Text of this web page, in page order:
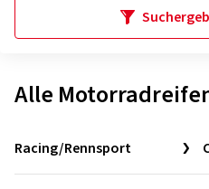
Alle
Racing/Rennsport